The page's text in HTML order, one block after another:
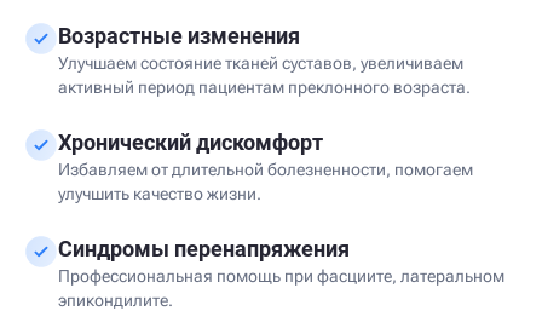
Возрастные изменения
Улучшаем состояние тканей суставов, увеличиваем
активный период пациентам преклонного возраста.
Хронический дискомфорт
Избавляем от длительной болезненности, помогаем
улучшить качество жизни.
Синдромы перенапряжения
Профессиональная помощь при фасциите, латеральном
эпикондилите.